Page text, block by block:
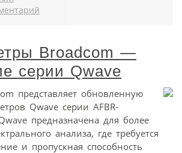
Broadcom —
серии Qwave
представляет обновленную
Qwave серии AFBR-
предназначена для более
анализа, где требуется
и пропускная способность